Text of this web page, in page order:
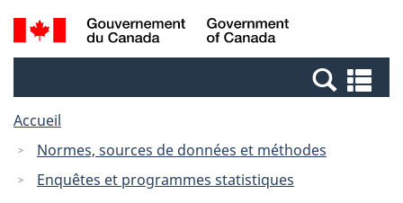
Passer
au
Passer
à
Canada
Recherche
et
et
Accueil
Normes, sources de données et méthodes
Enquêtes et programmes statistiques